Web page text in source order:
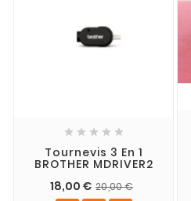
    
Tournevis 3 En 1
BROTHER MDRIVER2
18,00 € 20,00 €